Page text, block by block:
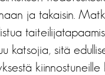
ja takaisin.
katsojia, sitä
kiinnostuneille